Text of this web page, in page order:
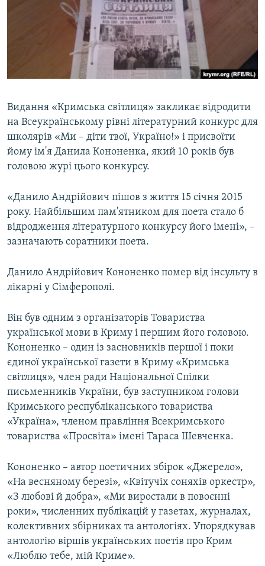
ВІДЕОУРОКИ «ELIFBE»
СВІДЧЕННЯ ОКУПАЦІЇ
УКРАЇНСЬКА ПРОБЛЕМА КРИМУ
Усі сайти RFE/RL
Видання «Кримська світлиця» закликає відродити
на Всеукраїнському рівні літературний конкурс для
школярів «Ми – діти твої, Україно!» і присвоїти
йому ім'я Данила Кононенка, який 10 років був
головою журі цього конкурсу.
«Данило Андрійович пішов з життя 15 січня 2015
року. Найбільшим пам'ятником для поета стало б
відродження літературного конкурсу його імені», –
зазначають соратники поета.
Данило Андрійович Кононенко помер від інсульту в
лікарні у Сімферополі.
Він був одним з організаторів Товариства
української мови в Криму і першим його головою.
Кононенко – один із засновників першої і поки
єдиної української газети в Криму «Кримська
світлиця», член ради Національної Спілки
письменників України, був заступником голови
Кримського республіканського товариства
«Україна», членом правління Всекримського
товариства «Просвіта» імені Тараса Шевченка.
Кононенко – автор поетичних збірок «Джерело»,
«На весняному березі», «Квітучіх соняхів оркестр»,
«З любові й добра», «Ми виростали в повоєнні
роки», численних публікацій у газетах, журналах,
колективних збірниках та антологіях. Упорядкував
антологію віршів українських поетів про Крим
«Люблю тебе, мій Криме».